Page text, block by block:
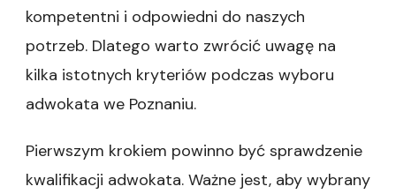
kompetentni i odpowiedni do naszych
potrzeb. Dlatego warto zwrócić uwagę na
kilka istotnych kryteriów podczas wyboru
adwokata we Poznaniu.
Pierwszym krokiem powinno być sprawdzenie
kwalifikacji adwokata. Ważne jest, aby wybrany